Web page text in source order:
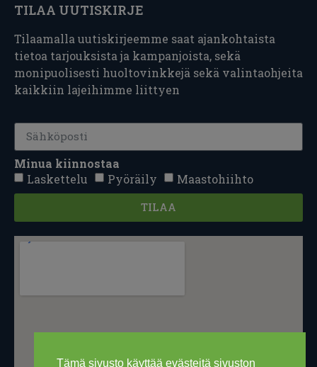
Tämä sivusto käyttää evästeitä sivuston
TILAA UUTISKIRJE
Tilaamalla uutiskirjeemme saat ajankohtaista
tietoa tarjouksista ja kampanjoista, sekä
monipuolisesti huoltovinkkejä sekä valintaohjeita
kaikkiin lajeihimme liittyen
Minua kiinnostaa
Laskettelu
Pyöräily Maastohiihto
TILAA